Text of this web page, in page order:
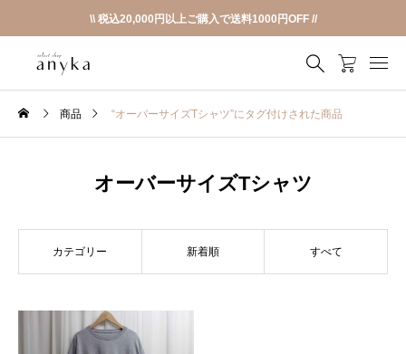
\\ 税込20,000円以上ご購入で送料1000円OFF //
商品 “オーバーサイズTシャツ”にタグ付けされた商品
オーバーサイズTシャツ
カテゴリー 新着順 すべて